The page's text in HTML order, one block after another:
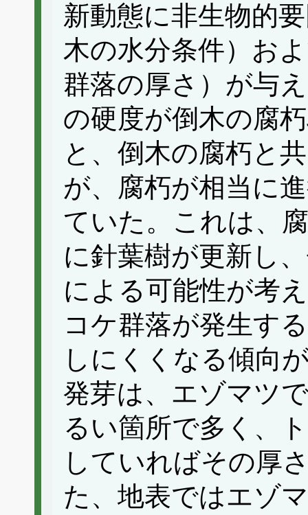
新動態に非生物的
木の水分条件）お
群落の厚さ）が与
の硬度が倒木の腐
と、倒木の腐朽と
が、腐朽が相当に
ていた。これは、
に針葉樹が更新し
による可能性が考
コケ群落が発生す
しにくくなる傾向
発芽は、エゾマツ
るい箇所で多く、
していればその厚
た、地表ではエゾ